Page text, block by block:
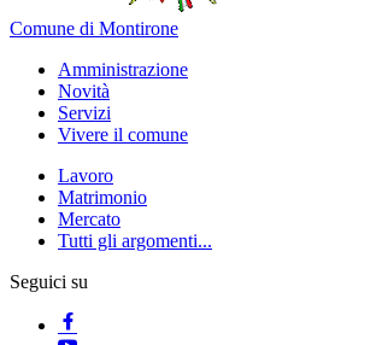
Comune di Montirone
Amministrazione
Novità
Servizi
Vivere il comune
Lavoro
Matrimonio
Mercato
Tutti gli argomenti...
Seguici su